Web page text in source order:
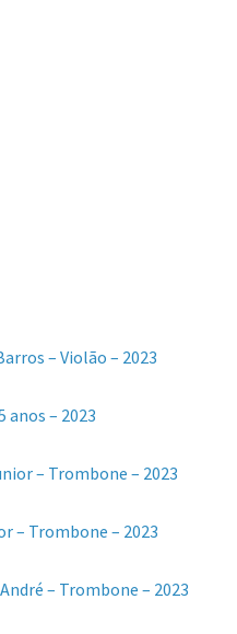
– Violão – 2023
anos – 2023
– Trombone – 2023
– Trombone – 2023
– Trombone – 2023